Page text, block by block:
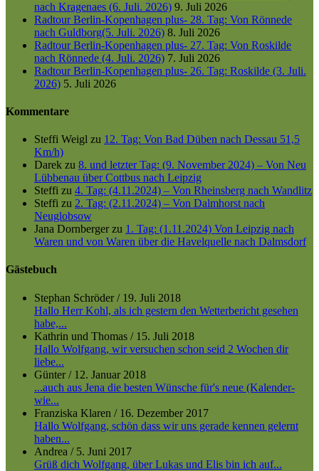
nach Kragenaes (6. Juli. 2026) 9. Juli 2026
Radtour Berlin-Kopenhagen plus- 28. Tag: Von Rönnede
nach Guldborg(5. Juli. 2026) 8. Juli 2026
Radtour Berlin-Kopenhagen plus- 27. Tag: Von Roskilde
nach Rönnede (4. Juli. 2026) 7. Juli 2026
Radtour Berlin-Kopenhagen plus- 26. Tag: Roskilde (3. Juli.
2026) 5. Juli 2026
Kommentare
Steffi Weigl zu 12. Tag: Von Bad Düben nach Dessau 51,5
Km/h)
Darek zu 8. und letzter Tag: (9. November 2024) – Von Neu
Lübbenau über Cottbus nach Leipzig
Steffi zu 4. Tag: (4.11.2024) – Von Rheinsberg nach Wandlitz
Steffi zu 2. Tag: (2.11.2024) – Von Dalmhorst nach
Neuglobsow
Jana Dornbergerzu 1. Tag: (1.11.2024) Von Leipzig nach
Waren und von Waren über die Havelquelle nach Dalmsdorf
Gästebuch
Stephan Schröder/ 19. Juli 2018
Hallo Herr Kohl, als ich gestern den Wetterbericht gesehen
habe,...
Kathrin und Thomas / 15. Juli 2018
Hallo Wolfgang, wir versuchen schon seid 2 Wochen dir
liebe...
Günter/ 12. Januar 2018
...auch aus Jena die besten Wünsche für's neue (Kalender-
wie...
Franziska Klaren / 16. Dezember 2017
Hallo Wolfgang, schön dass wir uns gerade kennen gelernt
haben...
Andrea / 5. Juni 2017
Grüß dich Wolfgang, über Lukas und Elis bin ich auf...